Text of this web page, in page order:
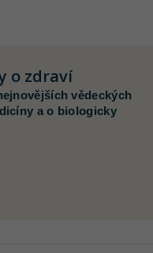
o zdraví
vědeckých
a o biologicky